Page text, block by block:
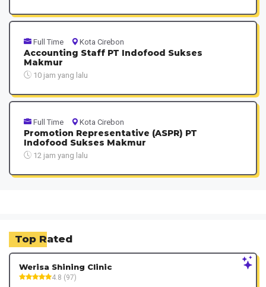
Full Time Kota Cirebon
Accounting Staff PT Indofood Sukses
Makmur
10 jam yang lalu
Full Time Kota Cirebon
Promotion Representative (ASPR) PT
Indofood Sukses Makmur
12 jam yang lalu
Top Rated
Werisa Shining Clinic
4.8 (97)